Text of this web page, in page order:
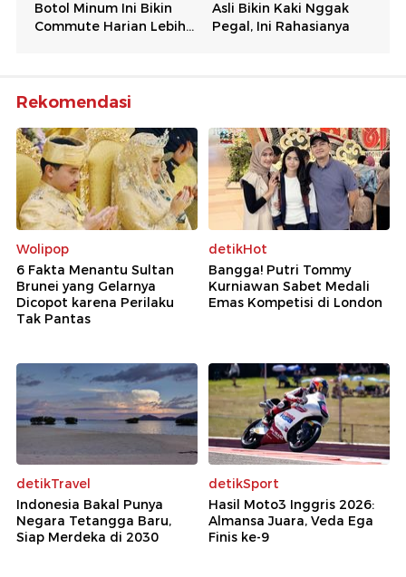
Rekomendasi
Wolipop
6 Fakta Menantu Sultan
Brunei yang Gelarnya
Dicopot karena Perilaku
Tak Pantas
detikHot
Bangga! Putri Tommy
Kurniawan Sabet Medali
Emas Kompetisi di London
detikTravel
Indonesia Bakal Punya
Negara Tetangga Baru,
Siap Merdeka di 2030
detikSport
Hasil Moto3 Inggris 2026:
Almansa Juara, Veda Ega
Finis ke-9